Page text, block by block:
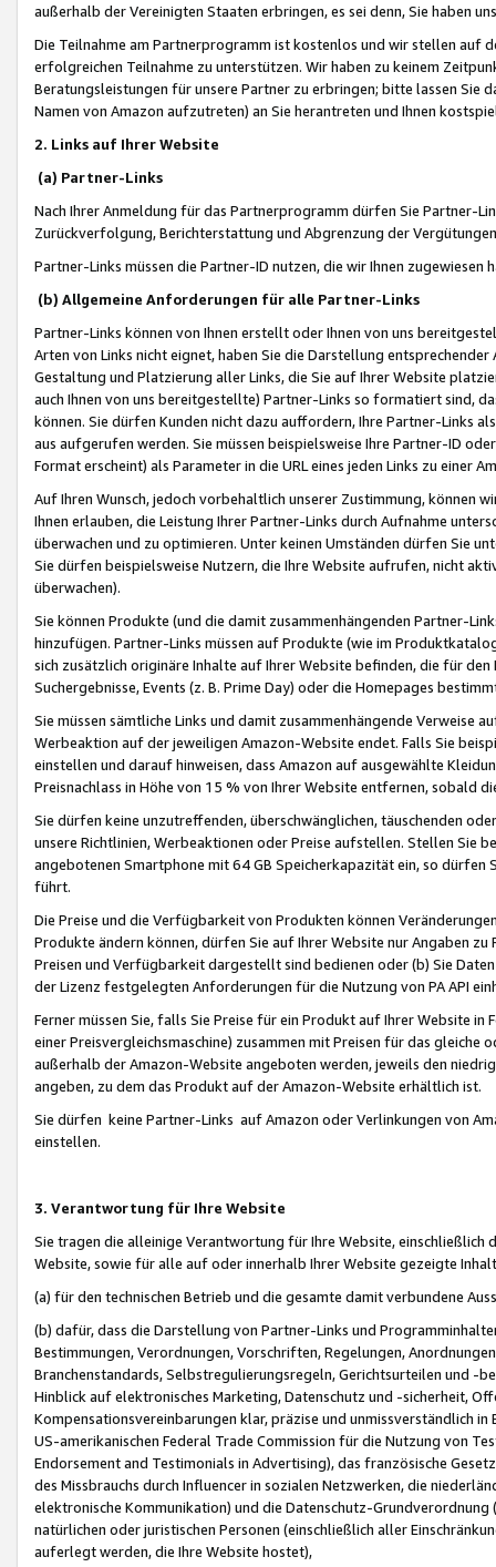
außerhalb der Vereinigten Staaten erbringen, es sei denn, Sie haben
Die Teilnahme am Partnerprogramm ist kostenlos und wir stellen auf
erfolgreichen Teilnahme zu unterstützen. Wir haben zu keinem
Beratungsleistungen für unsere Partner zu erbringen; bitte lassen Sie
Namen von Amazon aufzutreten) an Sie herantreten und Ihnen
2. Links auf Ihrer Website
(a) Partner-Links
Nach Ihrer Anmeldung für das Partnerprogramm dürfen Sie Partner-
Zurückverfolgung, Berichterstattung und Abgrenzung der
Partner-Links müssen die Partner-ID nutzen, die wir Ihnen zugewiesen
(b) Allgemeine Anforderungen für alle Partner-Links
Partner-Links können von Ihnen erstellt oder Ihnen von uns
Arten von Links nicht eignet, haben Sie die Darstellung
Gestaltung und Platzierung aller Links, die Sie auf Ihrer Website
auch Ihnen von uns bereitgestellte) Partner-Links so formatiert sind,
können. Sie dürfen Kunden nicht dazu auffordern, Ihre Partner-Links
aus aufgerufen werden. Sie müssen beispielsweise Ihre Partner-ID
Format erscheint) als Parameter in die URL eines jeden Links zu einer
Auf Ihren Wunsch, jedoch vorbehaltlich unserer Zustimmung, können
Ihnen erlauben, die Leistung Ihrer Partner-Links durch Aufnahme
überwachen und zu optimieren. Unter keinen Umständen dürfen Sie
Sie dürfen beispielsweise Nutzern, die Ihre Website aufrufen, nicht
überwachen).
Sie können Produkte (und die damit zusammenhängenden Partner-
hinzufügen. Partner-Links müssen auf Produkte (wie im
sich zusätzlich originäre Inhalte auf Ihrer Website befinden, die für
Suchergebnisse, Events (z. B. Prime Day) oder die Homepages
Sie müssen sämtliche Links und damit zusammenhängende
Werbeaktion auf der jeweiligen Amazon-Website endet. Falls Sie
einstellen und darauf hinweisen, dass Amazon auf ausgewählte
Preisnachlass in Höhe von 15 % von Ihrer Website entfernen, sobald
Sie dürfen keine unzutreffenden, überschwänglichen, täuschenden
unsere Richtlinien, Werbeaktionen oder Preise aufstellen. Stellen Sie
angebotenen Smartphone mit 64 GB Speicherkapazität ein, so dürfen
führt.
Die Preise und die Verfügbarkeit von Produkten können
Produkte ändern können, dürfen Sie auf Ihrer Website nur Angaben
Preisen und Verfügbarkeit dargestellt sind bedienen oder (b) Sie
der Lizenz festgelegten Anforderungen für die Nutzung von PA API
Ferner müssen Sie, falls Sie Preise für ein Produkt auf Ihrer Website
einer Preisvergleichsmaschine) zusammen mit Preisen für das
außerhalb der Amazon-Website angeboten werden, jeweils den
angeben, zu dem das Produkt auf der Amazon-Website erhältlich ist.
Sie dürfen keine Partner-Links auf Amazon oder Verlinkungen von
einstellen.
3. Verantwortung für Ihre Website
Sie tragen die alleinige Verantwortung für Ihre Website,
Website, sowie für alle auf oder innerhalb Ihrer Website gezeigte
(a) für den technischen Betrieb und die gesamte damit verbundene
(b) dafür, dass die Darstellung von Partner-Links und
Bestimmungen, Verordnungen, Vorschriften, Regelungen,
Branchenstandards, Selbstregulierungsregeln, Gerichtsurteilen und -
Hinblick auf elektronisches Marketing, Datenschutz und -sicherheit,
Kompensationsvereinbarungen klar, präzise und unmissverständlich
US-amerikanischen Federal Trade Commission für die Nutzung von
Endorsement and Testimonials in Advertising), das französische
des Missbrauchs durch Influencer in sozialen Netzwerken, die
elektronische Kommunikation) und die Datenschutz-
natürlichen oder juristischen Personen (einschließlich aller
auferlegt werden, die Ihre Website hostet),